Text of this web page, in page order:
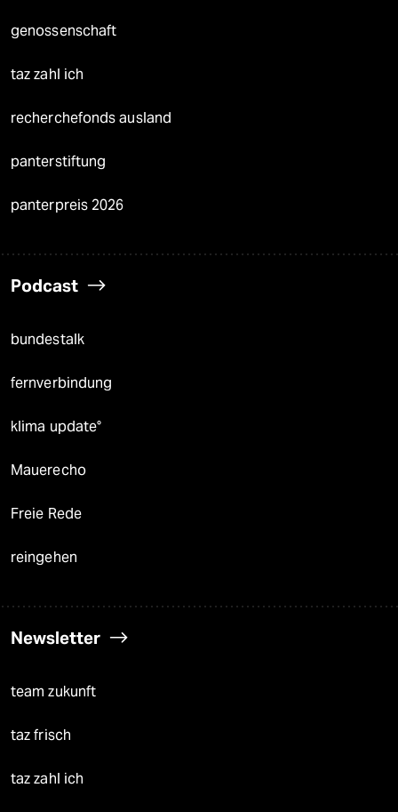
genossenschaft
taz zahl ich
recherchefonds ausland
panterstiftung
panterpreis 2026
Podcast
bundestalk
fernverbindung
klima update°
Mauerecho
Freie Rede
reingehen
Newsletter
team zukunft
taz frisch
taz zahl ich